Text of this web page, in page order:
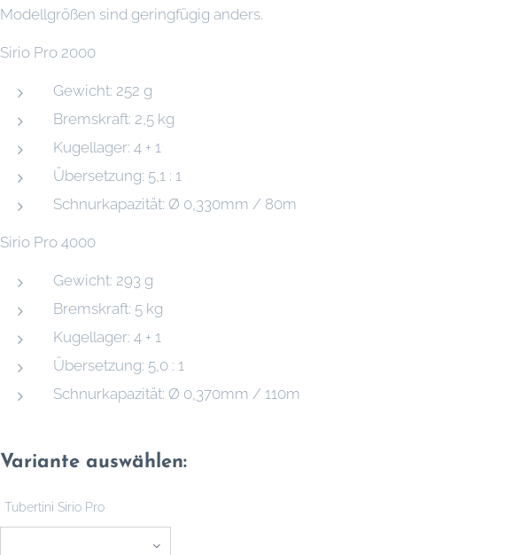
Modellgrößen sind geringfügig anders.
Sirio Pro 2000
Gewicht: 252 g
Bremskraft: 2,5 kg
Kugellager: 4 + 1
Übersetzung: 5,1 : 1
Schnurkapazität: Ø 0,330mm / 80m
Sirio Pro 4000
Gewicht: 293 g
Bremskraft: 5 kg
Kugellager: 4 + 1
Übersetzung: 5,0 : 1
Schnurkapazität: Ø 0,370mm / 110m
Variante auswählen:
Tubertini Sirio Pro